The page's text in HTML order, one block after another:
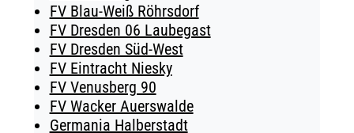
FV Blau-Weiß Röhrsdorf
FV Dresden 06 Laubegast
FV Dresden Süd-West
FV Eintracht Niesky
FV Venusberg 90
FV Wacker Auerswalde
Germania Halberstadt